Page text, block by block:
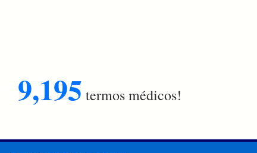
9,195 termos médicos!